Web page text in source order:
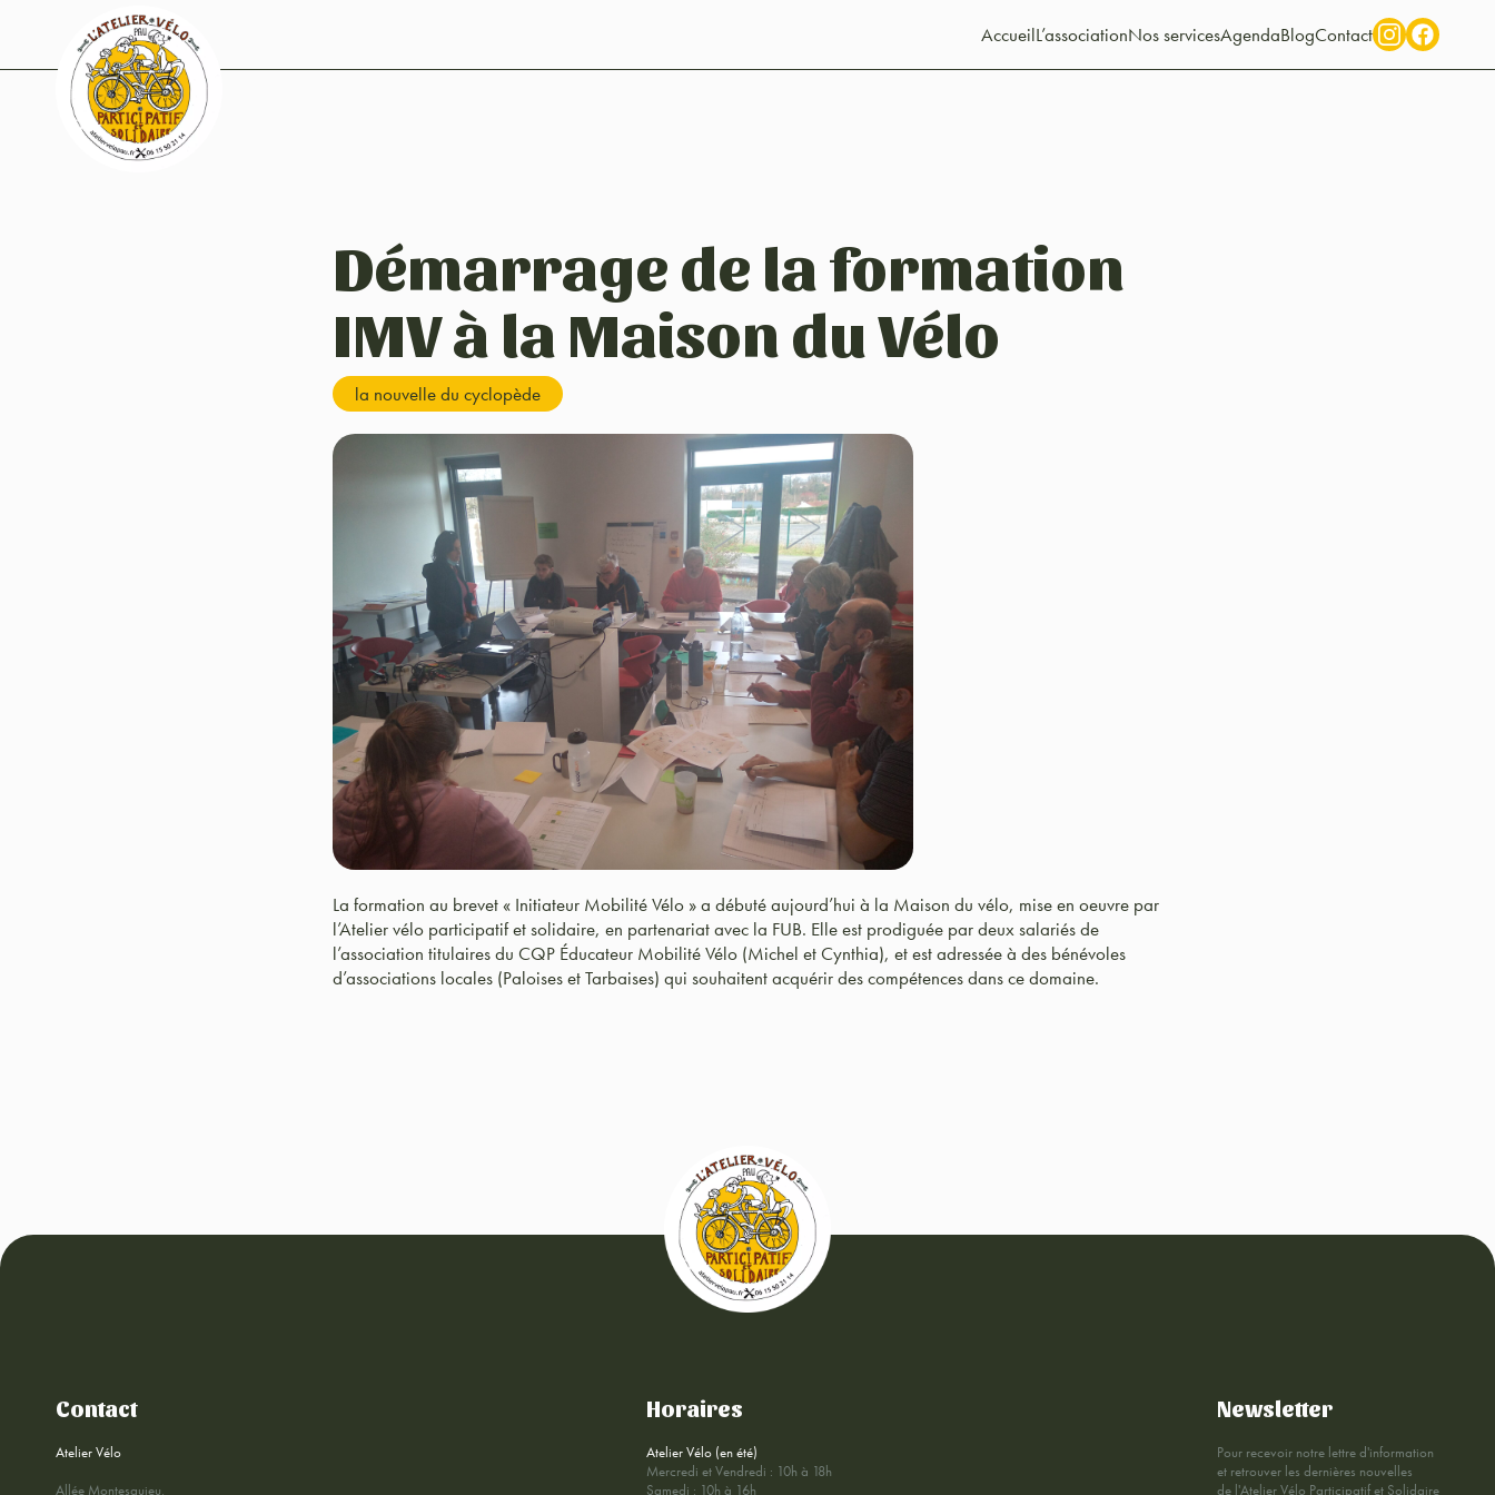
AccueilL’associationNos servicesAgendaBlogContact
Démarrage de la formation
IMV à la Maison du Vélo
la nouvelle du cyclopède
La formation au brevet « Initiateur Mobilité Vélo » a débuté aujourd’hui à la Maison du vélo, mise en oeuvre par
l’Atelier vélo participatif et solidaire, en partenariat avec la FUB. Elle est prodiguée par deux salariés de
l’association titulaires du CQP Éducateur Mobilité Vélo (Michel et Cynthia), et est adressée à des bénévoles
d’associations locales (Paloises et Tarbaises) qui souhaitent acquérir des compétences dans ce domaine.
Contact
Atelier Vélo
Allée Montesquieu,
Horaires
Atelier Vélo (en été)
Mercredi et Vendredi : 10h à 18h
Samedi : 10h à 16h
Newsletter
Pour recevoir notre lettre d'information
et retrouver les dernières nouvelles
de l'Atelier Vélo Participatif et Solidaire